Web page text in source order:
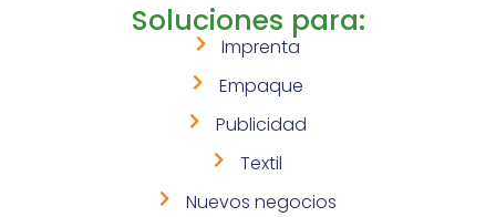
Soluciones para:
Imprenta
Empaque
Publicidad
Textil
Nuevos negocios